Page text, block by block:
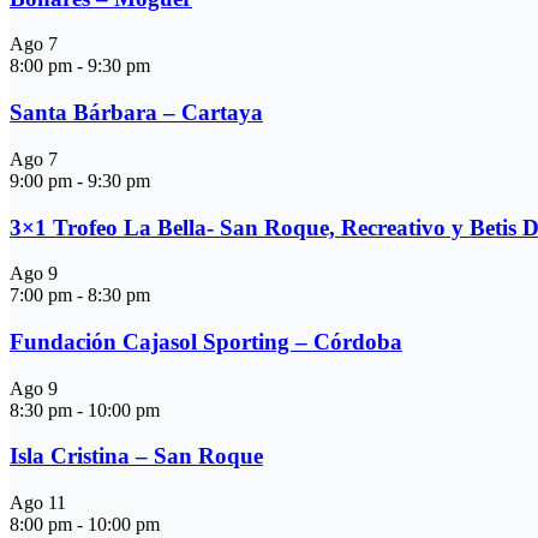
Ago 7
8:00 pm - 9:30 pm
Santa Bárbara – Cartaya
Ago 7
9:00 pm - 9:30 pm
3×1 Trofeo La Bella- San Roque, Recreativo y Betis
Ago 9
7:00 pm - 8:30 pm
Fundación Cajasol Sporting – Córdoba
Ago 9
8:30 pm - 10:00 pm
Isla Cristina – San Roque
Ago 11
8:00 pm - 10:00 pm